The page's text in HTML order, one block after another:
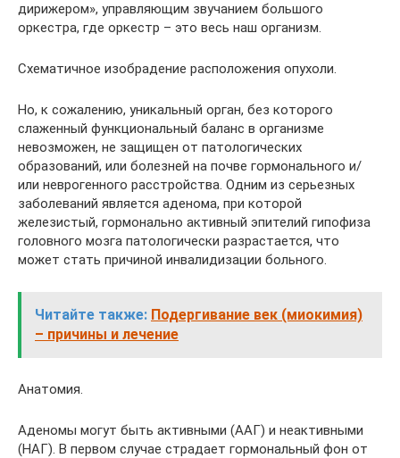
дирижером», управляющим звучанием большого
оркестра, где оркестр – это весь наш организм.
Схематичное изобрадение расположения опухоли.
Но, к сожалению, уникальный орган, без которого
слаженный функциональный баланс в организме
невозможен, не защищен от патологических
образований, или болезней на почве гормонального и/
или неврогенного расстройства. Одним из серьезных
заболеваний является аденома, при которой
железистый, гормонально активный эпителий гипофиза
головного мозга патологически разрастается, что
может стать причиной инвалидизации больного.
Читайте также: Подергивание век (миокимия)
– причины и лечение
Анатомия.
Аденомы могут быть активными (ААГ) и неактивными
(НАГ). В первом случае страдает гормональный фон от